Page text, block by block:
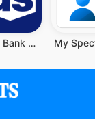
U.S. Bank Mobile Banking